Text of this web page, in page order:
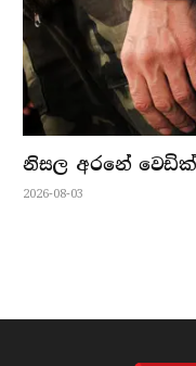
නිසල අරනේ
2026-08-03